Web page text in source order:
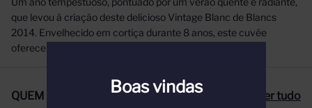
que levou à criação deste delicioso Vintage Blanc de Blancs
2014. Envelhecido em cortiça durante 8 anos, este cuvée
oferece uma expressão requintada da Chardonnay.
QUEM COMPROU, COMPROU TAMBÉM Ver tudo
Boas vindas